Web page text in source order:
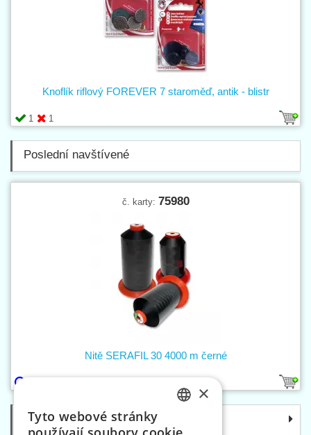
1 1
Knoflík riflový FOREVER 7 staroměď, antik - blistr
Poslední navštívené
č. karty: 75980
Nitě SERAFIL 30 4000 m černé
Kategorie
×
Tyto webové stránky